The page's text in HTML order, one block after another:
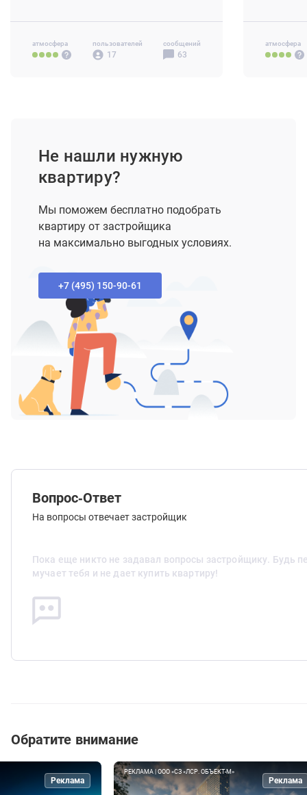
Вопрос-Ответ
На вопросы отвечает застройщик
Пока еще никто не задавал вопросы застройщику. Будь
мучает тебя и не дает купить квартиру!
Обратите внимание
Реклама
РЕКЛАМА | ООО «СЗ «ЛСР. ОБЪЕКТ-М»
Реклама
атмосфера пользователей
17
сообщений
63
атмосфера
Не нашли нужную
квартиру?
Мы поможем бесплатно подобрать
квартиру от застройщика
на максимально выгодных условиях.
+7 (495) 150-90-61‬